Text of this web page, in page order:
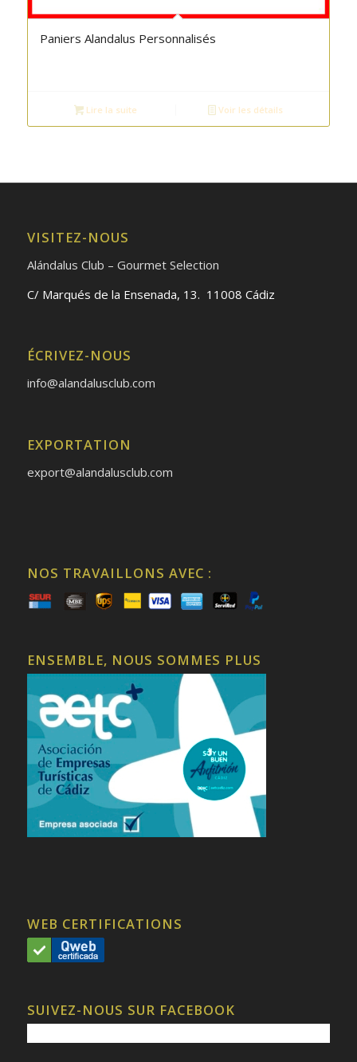
Paniers Alandalus Personnalisés
Lire la suite Voir les détails
VISITEZ-NOUS
Alándalus Club – Gourmet Selection
C/ Marqués de la Ensenada, 13. 11008 Cádiz
ÉCRIVEZ-NOUS
info@alandalusclub.com
EXPORTATION
export@alandalusclub.com
NOS TRAVAILLONS AVEC :
ENSEMBLE, NOUS SOMMES PLUS
WEB CERTIFICATIONS
SUIVEZ-NOUS SUR FACEBOOK